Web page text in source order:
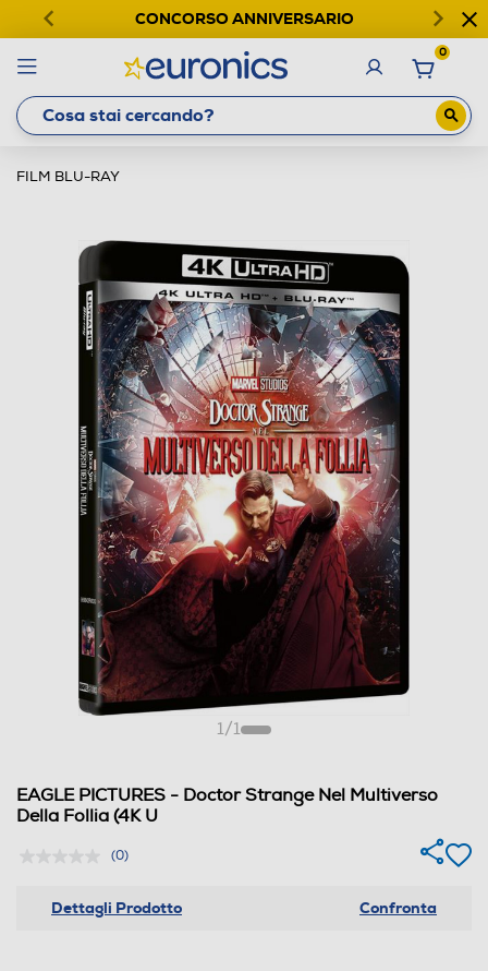
CONCORSO ANNIVERSARIO
0
FILM BLU-RAY
1/1
EAGLE PICTURES - Doctor Strange Nel Multiverso
Della Follia (4K U
(0)
Dettagli Prodotto Confronta